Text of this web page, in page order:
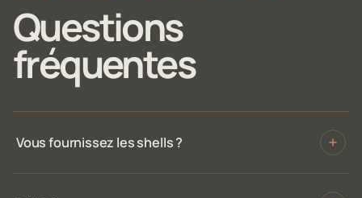
Questions
fréquentes
Vous fournissez les shells ?